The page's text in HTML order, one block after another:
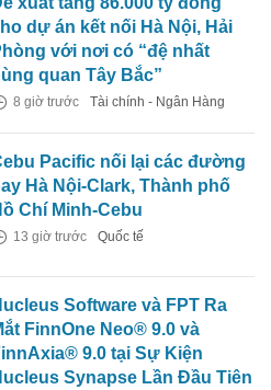
dự án kết nối Hà Nội, Hải
với nơi có “đệ nhất
quan Tây Bắc”
8 giờ trước Tài chính - Ngân Hàng
Pacific nối lại các đường
Hà Nội-Clark, Thành phố
Chí Minh-Cebu
13 giờ trước Quốc tế
Software và FPT Ra
FinnOne Neo® 9.0 và
9.0 tại Sự Kiện
Synapse Lần Đầu Tiên